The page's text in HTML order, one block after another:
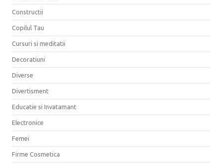
Constructii
Copilul Tau
Cursuri si meditatii
Decoratiuni
Diverse
Divertisment
Educatie si Invatamant
Electronice
Femei
Firme Cosmetica